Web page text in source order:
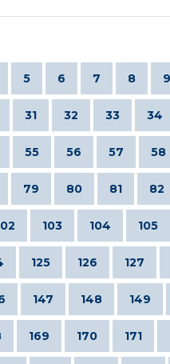
5 6 7 8 9
31 32 33 34
55 56 57 58
79 80 81 82
103 104 105
125 126 127
147 148 149
169 170 171